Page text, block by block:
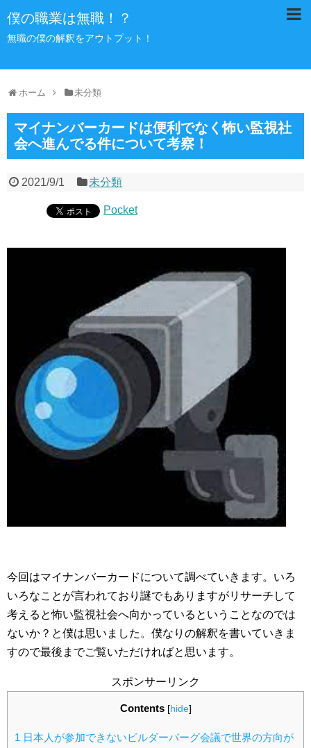
僕の職業は無職！？
無職の僕の解釈をアウトプット！
ホーム 未分類
マイナンバーカードは便利でなく怖い監視社
会へ進んでる件について考察！
2021/9/1 未分類
Pocket
今回はマイナンバーカードについて調べていきます。いろ
いろなことが言われており謎でもありますがリサーチして
考えると怖い監視社会へ向かっているということなのでは
ないか？と僕は思いました。僕なりの解釈を書いていきま
すので最後までご覧いただければと思います。
スポンサーリンク
Contents [hide]
1 日本人が参加できないビルダーバーグ会議で世界の方向が